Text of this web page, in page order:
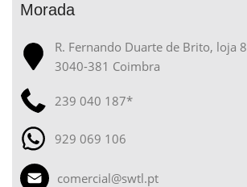
Morada
R. Fernando Duarte de Brito, loja 8
3040-381 Coimbra
239 040 187*
929 069 106
comercial@swtl.pt